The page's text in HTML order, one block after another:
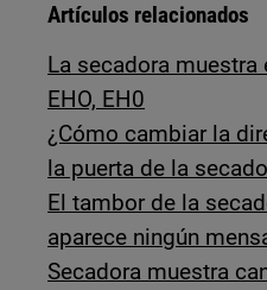
Artículos relacionados
La secadora muestra
EHO, EH0
¿Cómo cambiar la
la puerta de la
El tambor de la
aparece ningún
Secadora muestra